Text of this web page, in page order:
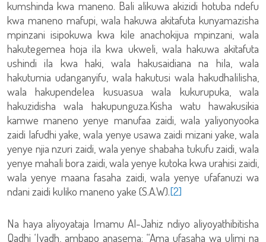
kumshinda kwa maneno. Bali alikuwa akizidi hotuba ndefu
kwa maneno mafupi, wala hakuwa akitafuta kunyamazisha
mpinzani isipokuwa kwa kile anachokijua mpinzani, wala
hakutegemea hoja ila kwa ukweli, wala hakuwa akitafuta
ushindi ila kwa haki, wala hakusaidiana na hila, wala
hakutumia udanganyifu, wala hakutusi wala hakudhalilisha,
wala hakupendelea kusuasua wala kukurupuka, wala
hakuzidisha wala hakupunguza.Kisha watu hawakusikia
kamwe maneno yenye manufaa zaidi, wala yaliyonyooka
zaidi lafudhi yake, wala yenye usawa zaidi mizani yake, wala
yenye njia nzuri zaidi, wala yenye shabaha tukufu zaidi, wala
yenye mahali bora zaidi, wala yenye kutoka kwa urahisi zaidi,
wala yenye maana fasaha zaidi, wala yenye ufafanuzi wa
ndani zaidi kuliko maneno yake (S.A.W).[2]
Na haya aliyoyataja Imamu Al-Jahiz ndiyo aliyoyathibitisha
Qadhi ‘Iyadh, ambapo anasema: “Ama ufasaha wa ulimi na